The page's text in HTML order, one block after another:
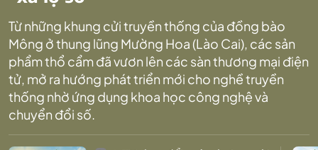
Từ những khung cửi truyền thống của đồng bào
Mông ở thung lũng Mường Hoa (Lào Cai), các sản
phẩm thổ cẩm đã vươn lên các sàn thương mại điện
tử, mở ra hướng phát triển mới cho nghề truyền
thống nhờ ứng dụng khoa học công nghệ và
chuyển đổi số.